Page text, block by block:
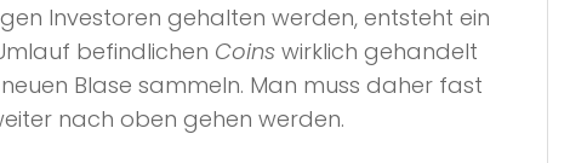
Investoren gehalten werden, entsteht ein
befindlichen Coins wirklich gehandelt
Blase sammeln. Man muss daher fast
nach oben gehen werden.